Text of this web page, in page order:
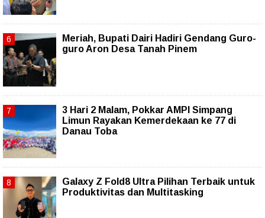
Meriah, Bupati Dairi Hadiri Gendang Guro-
guro Aron Desa Tanah Pinem
3 Hari 2 Malam, Pokkar AMPI Simpang
Limun Rayakan Kemerdekaan ke 77 di
Danau Toba
Galaxy Z Fold8 Ultra Pilihan Terbaik untuk
Produktivitas dan Multitasking